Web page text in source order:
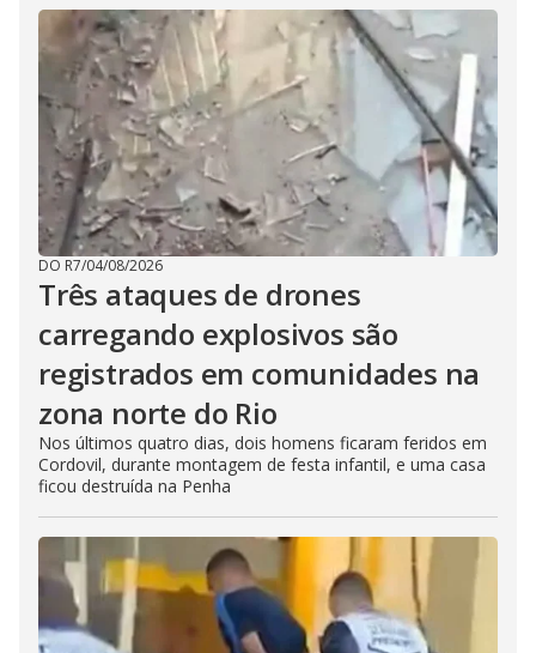
DO R7/04/08/2026
Três ataques de drones
carregando explosivos são
registrados em comunidades na
zona norte do Rio
Nos últimos quatro dias, dois homens ficaram feridos em
Cordovil, durante montagem de festa infantil, e uma casa
ficou destruída na Penha